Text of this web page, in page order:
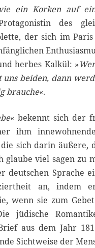
ein Korken auf
des
der sich im
herbes Kalkül: »
beiden, dann
brauche«.
« bekennt sich der
ihm
sich darin äußere,
viel sagen zu
Sprache
an, indem
wenn sie zum
jüdische
aus dem Jahr
Sichtweise der